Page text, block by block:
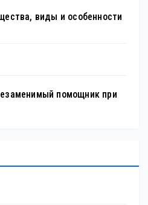
виды и особенности
помощник при